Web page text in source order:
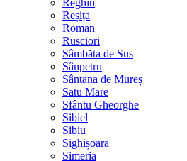
Reghin
Reșița
Roman
Rusciori
Sâmbăta de Sus
Sânpetru
Sântana de Mureș
Satu Mare
Sfântu Gheorghe
Sibiel
Sibiu
Sighișoara
Simeria